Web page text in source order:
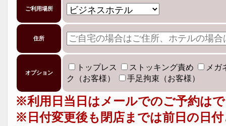
ご利用場所
住所
オプション
トップレス ストッキング責め
メガ
ク（お客様）
手足拘束（お客様）
※利用日当日はメールでのご予約は
※日付変更後も閉店までは前日の日